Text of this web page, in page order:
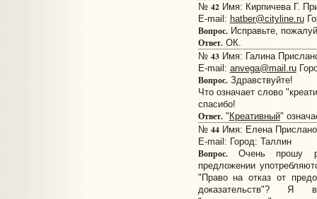
№ 42Имя: Кирпичева Г.
E-mail: hatber@cityline.ru
Вопрос.Исправьте,
Ответ.ОК.
№ 43Имя: Галина
E-mail: anvega@mail.ru
Вопрос.Здравствуйте!
Что означает слово
спасибо!
Ответ." Креативный"
№ 44Имя: Елена
E-mail: Город: Таллин
Вопрос.Очень прошу
предложении
"Право на отказ от
доказательств"? Я